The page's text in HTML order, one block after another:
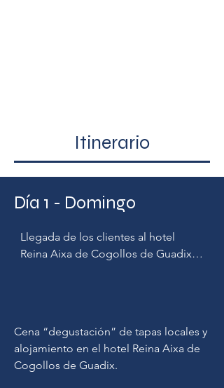
Itinerario
Día 1 - Domingo
Llegada de los clientes al hotel
Reina Aixa de Cogollos de Guadix.
Cena “degustación” de tapas locales y
alojamiento en el hotel Reina Aixa de
Cogollos de Guadix.